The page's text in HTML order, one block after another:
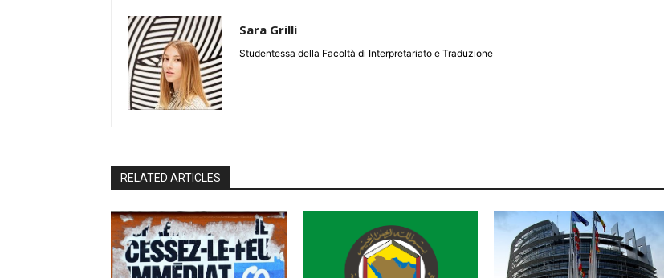
Sara Grilli
Studentessa della Facoltà di Interpretariato e Traduzione
RELATED ARTICLES